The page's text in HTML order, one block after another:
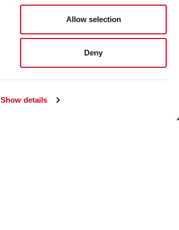
Show details
Allow selection
Deny
Visita nuestro sitio web corporativo